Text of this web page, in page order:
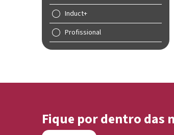
Induct+
Profissional
Fique por dentro das